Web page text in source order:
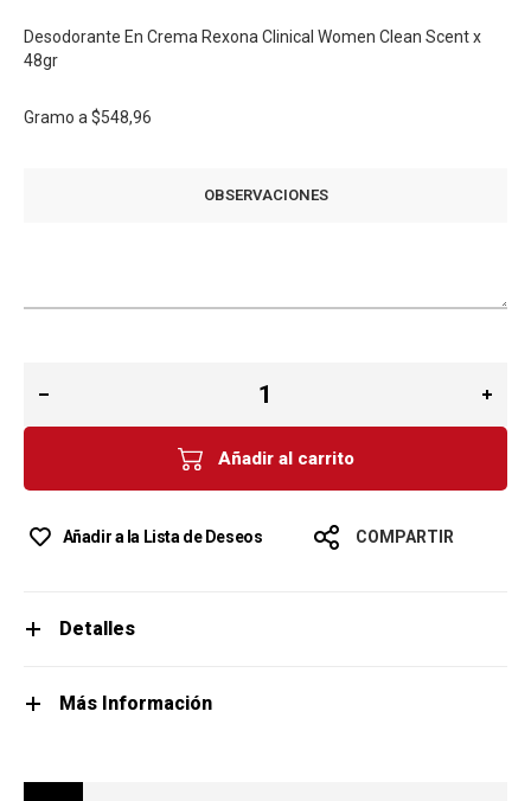
Desodorante En Crema Rexona Clinical Women Clean Scent x
48gr
Gramo a $548,96
OBSERVACIONES
Añadir al carrito
Añadir a la Lista de Deseos COMPARTIR
Detalles
Más Información